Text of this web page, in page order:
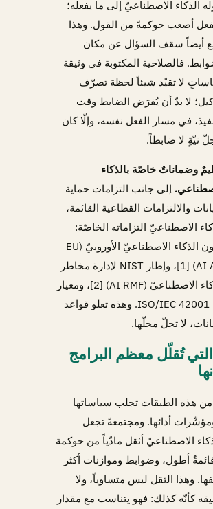
الذكاء الاصطناعيّ إلى ما يفعله؛
أصعب حوكمةً من القول. وهذا
أيضاً سقف السؤال عن مكان
فالصلاحية المكتوبة في وثيقة
لا تقيّد شيئاً لحظة تصرّف
لا بدّ أن يُفرَض الضابط وقت
في مسار الفعل نفسه، وإلّا كان
نيّةٍ لا ضابطاً.
وضماناتٌ خاصّة بالذكاء
إلى جانب التزامات حماية
والالتزامات القطاعية القائمة،
الاصطناعيّ التزاماته الخاصّة:
قانون الذكاء الاصطناعيّ الأوروبيّ (EU
AI Act) [1]، وإطار NIST لإدارة مخاطر
الذكاء الاصطناعيّ (AI RMF) [2]، ومعيار
ISO/IEC 42001 [3]. وهذه تعلو قواعد
لا تحلّ محلّها.
التي تُقلّل معظم البرامج
هذه الطبقات تجلب سياساتها
أدائها. ومجتمعةً تجعل
الاصطناعيّ أثقل مادّياً من حوكمة
قائمةٌ أطول، وضوابط وموازنات أكثر
وهذا الثقل ليس متساوياً، ولا
كأنّه كذلك: فهو يتناسب مع مقدار